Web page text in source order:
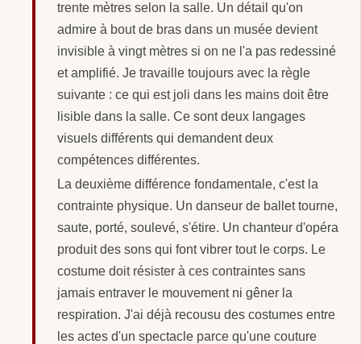
trente mètres selon la salle. Un détail qu'on
admire à bout de bras dans un musée devient
invisible à vingt mètres si on ne l'a pas redessiné
et amplifié. Je travaille toujours avec la règle
suivante : ce qui est joli dans les mains doit être
lisible dans la salle. Ce sont deux langages
visuels différents qui demandent deux
compétences différentes.
La deuxième différence fondamentale, c'est la
contrainte physique. Un danseur de ballet tourne,
saute, porté, soulevé, s'étire. Un chanteur d'opéra
produit des sons qui font vibrer tout le corps. Le
costume doit résister à ces contraintes sans
jamais entraver le mouvement ni gêner la
respiration. J'ai déjà recousu des costumes entre
les actes d'un spectacle parce qu'une couture